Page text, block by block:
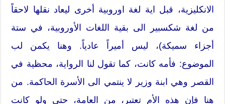
الانكليزية، قبل اية لغة اوروبية أخرى ليعاد نقلها لاحقاً
من لغة شكسبير الى بقية اللغات الأوروبية، في ستة
أجزاء سميكة)، ليس أميراً عادياً. وهنا يكمن لب
الموضوع: فأمه كانت، كما تقول لنا الرواية، محظية في
القصر وهي ابنة وزير لا ينتمي الى الأسرة الحاكمة. من
هنا فإن هذه الأم تعتبر، من العامة، حتى ولو كانت